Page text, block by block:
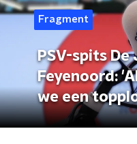
Fragment
PSV-spits De
Feyenoord:
we een